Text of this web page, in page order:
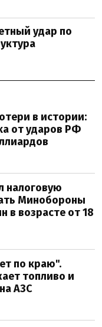
удар по
в истории:
от ударов РФ
налоговую
Минобороны
в возрасте от 18
по краю".
топливо и
АЗС